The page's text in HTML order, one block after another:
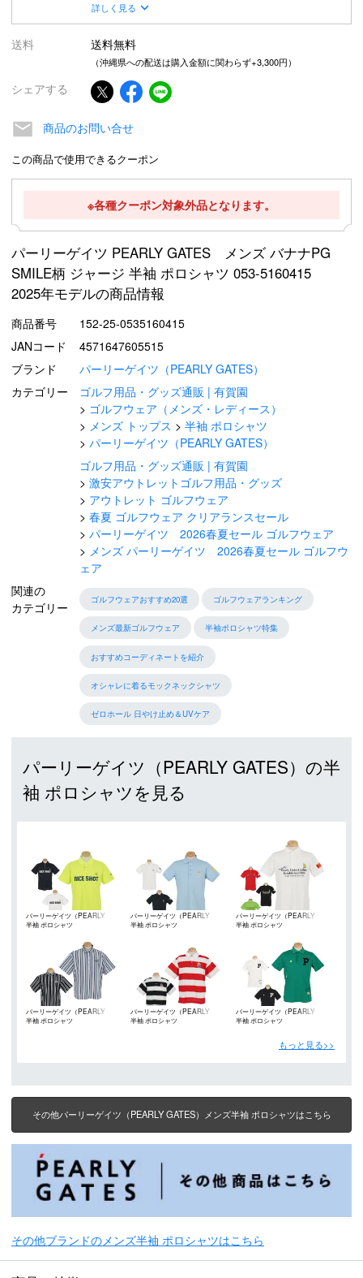
詳しく見る
送料 送料無料
（沖縄県への配送は購入金額に関わらず+3,300円）
シェアする
商品のお問い合せ
この商品で使用できるクーポン
※各種クーポン対象外品となります。
パーリーゲイツ PEARLY GATES メンズ バナナPG
SMILE柄 ジャージ 半袖 ポロシャツ 053-5160415
2025年モデルの商品情報
商品番号
152-25-0535160415
JANコード
4571647605515
ブランド
パーリーゲイツ（PEARLY GATES）
カテゴリー
ゴルフ用品・グッズ通販 | 有賀園
ゴルフウェア（メンズ・レディース）
メンズ トップス
半袖 ポロシャツ
パーリーゲイツ（PEARLY GATES）
ゴルフ用品・グッズ通販 | 有賀園
激安アウトレットゴルフ用品・グッズ
アウトレット ゴルフウェア
春夏 ゴルフウェア クリアランスセール
パーリーゲイツ 2026春夏セール ゴルフウェア
メンズ パーリーゲイツ 2026春夏セール ゴルフウ
ェア
関連の
カテゴリー
ゴルフウェアおすすめ20選 ゴルフウェアランキング
メンズ最新ゴルフウェア 半袖ポロシャツ特集
おすすめコーディネートを紹介
オシャレに着るモックネックシャツ
ゼロホール 日やけ止め＆UVケア
パーリーゲイツ（PEARLY GATES）の半
袖 ポロシャツを見る
パーリーゲイツ（PEARLY
GATES）
半袖 ポロシャツ
パーリーゲイツ（PEARLY
GATES）
半袖 ポロシャツ
パーリーゲイツ（PEARLY
GATES）
半袖 ポロシャツ
パーリーゲイツ（PEARLY
GATES）
半袖 ポロシャツ
パーリーゲイツ（PEARLY
GATES）
半袖 ポロシャツ
パーリーゲイツ（PEARLY
GATES）
半袖 ポロシャツ
もっと見る>>
その他パーリーゲイツ（PEARLY GATES）メンズ半袖 ポロシャツはこちら
その他ブランドのメンズ半袖 ポロシャツはこちら